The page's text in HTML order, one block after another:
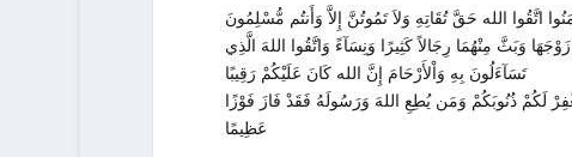
اتَّقُوا الله حَقَّ تُقَاتِهِ وَلاَ تَمُوتُنَّ إِلاَّ وَأَنتُم مُّسْلِمُونَ
وَبَثَّ مِنْهُمَا رِجَالاً كَثِيرًا وَنِسَآءً وَاتَّقُوا اللهَ الَّذِي
تَسَآءَلُونَ بِهِ وَاْلأَرْحَامَ إِنَّ الله كَانَ عَلَيْكُمْ رَقِيبًا
لَكُمْ ذُنُوبَكُمْ وَمَن يُطِعِ اللهَ وَرَسُولَهُ فَقَدْ فَازَ فَوْزًا
عَظِيمًا